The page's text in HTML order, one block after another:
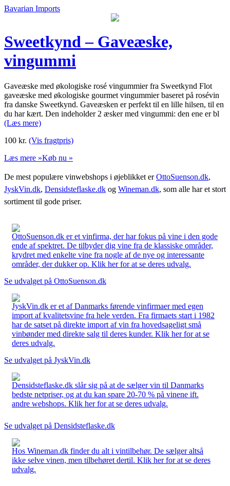
Bavarian Imports
Sweetkynd – Gaveæske,
vingummi
Gaveæske med økologiske rosé vingummier fra Sweetkynd Flot
gaveæske med økologiske gourmet vingummier baseret på rosévin
fra danske Sweetkynd. Gaveæsken er perfekt til en lille hilsen, til en
du har kært. Den indeholder 2 æsker med vingummi: den ene er bl
(Læs mere)
100 kr. (Vis fragtpris)
Læs mere »Køb nu »
De mest populære vinwebshops i øjeblikket erOttoSuenson.dk,
JyskVin.dk, Densidsteflaske.dk og Wineman.dk, som alle har et stort
sortiment til gode priser.
OttoSuenson.dk er et vinfirma, der har fokus på vine i den gode
ende af spektret. De tilbyder dig vine fra de klassiske områder,
krydret med enkelte vine fra nogle af de nye og interessante
områder, der dukker op. Klik her for at se deres udvalg.
Se udvalget på OttoSuenson.dk
JyskVin.dk er et af Danmarks førende vinfirmaer med egen
import af kvalitetsvine fra hele verden. Fra firmaets start i 1982
har de satset på direkte import af vin fra hovedsageligt små
vinbønder med direkte salg til deres kunder. Klik her for at se
deres udvalg.
Se udvalget på JyskVin.dk
Densidsteflaske.dk slår sig på at de sælger vin til Danmarks
bedste netpriser, og at du kan spare 20-70 % på vinene ift.
andre webshops. Klik her for at se deres udvalg.
Se udvalget på Densidsteflaske.dk
Hos Wineman.dk finder du alt i vintilbehør. De sælger altså
ikke selve vinen, men tilbehøret dertil. Klik her for at se deres
udvalg.